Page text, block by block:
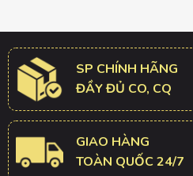
SP CHÍNH HÃNG
ĐẦY ĐỦ CO, CQ
GIAO HÀNG
TOÀN QUỐC 24/7